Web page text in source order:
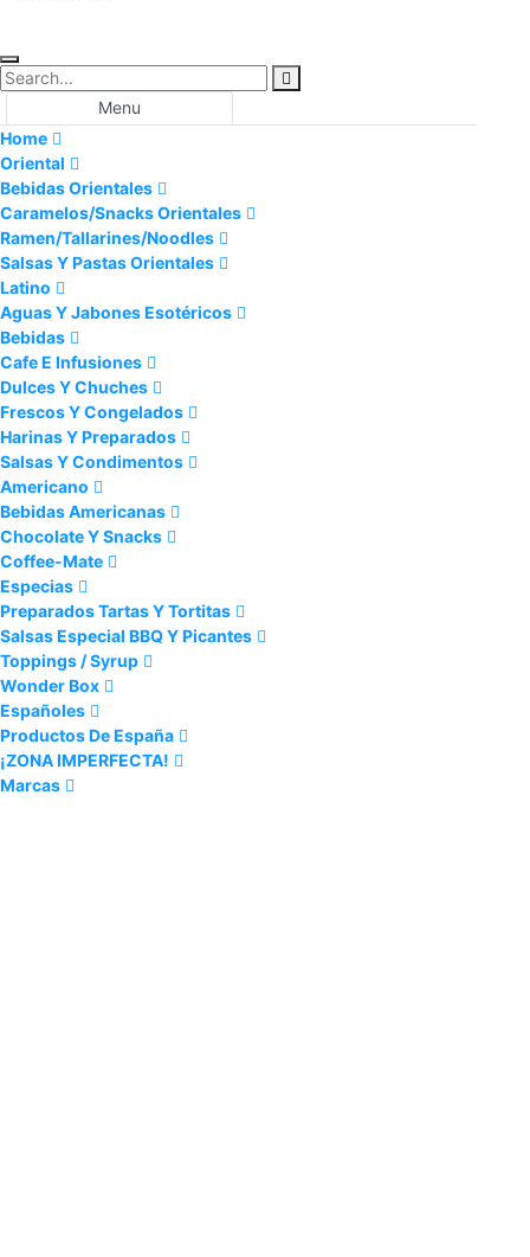
Menu
Home
Oriental
Bebidas Orientales
Caramelos/Snacks Orientales
Ramen/Tallarines/Noodles
Salsas Y Pastas Orientales
Latino
Aguas Y Jabones Esotéricos
Bebidas
Cafe E Infusiones
Dulces Y Chuches
Frescos Y Congelados
Harinas Y Preparados
Salsas Y Condimentos
Americano
Bebidas Americanas
Chocolate Y Snacks
Coffee-Mate
Especias
Preparados Tartas Y Tortitas
Salsas Especial BBQ Y Picantes
Toppings / Syrup
Wonder Box
Españoles
Productos De España
¡ZONA IMPERFECTA!
Marcas